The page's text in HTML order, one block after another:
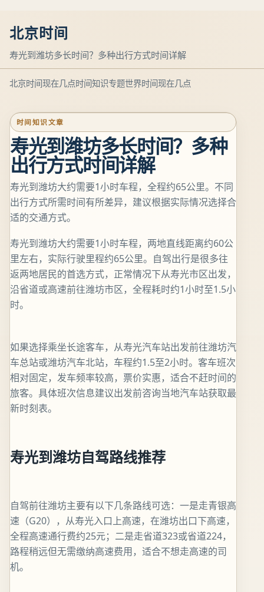
北京时间
寿光到潍坊多长时间？多种出行方式时间详解
北京时间现在几点时间知识专题世界时间现在几点
时间知识文章
寿光到潍坊多长时间？多种
出行方式时间详解
寿光到潍坊大约需要1小时车程，全程约65公里。不同
出行方式所需时间有所差异，建议根据实际情况选择合
适的交通方式。
寿光到潍坊大约需要1小时车程，两地直线距离约60公
里左右，实际行驶里程约65公里。自驾出行是很多往
返两地居民的首选方式，正常情况下从寿光市区出发，
沿省道或高速前往潍坊市区，全程耗时约1小时至1.5小
时。
如果选择乘坐长途客车，从寿光汽车站出发前往潍坊汽
车总站或潍坊汽车北站，车程约1.5至2小时。客车班次
相对固定，发车频率较高，票价实惠，适合不赶时间的
旅客。具体班次信息建议出发前咨询当地汽车站获取最
新时刻表。
寿光到潍坊自驾路线推荐
自驾前往潍坊主要有以下几条路线可选：一是走青银高
速（G20），从寿光入口上高速，在潍坊出口下高速，
全程高速通行费约25元；二是走省道323或省道224，
路程稍远但无需缴纳高速费用，适合不想走高速的司
机。